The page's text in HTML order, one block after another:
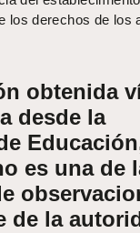
los derechos de los
obtenida
desde la
es una de
de la